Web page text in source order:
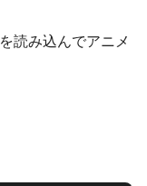
を読み込んでアニメ